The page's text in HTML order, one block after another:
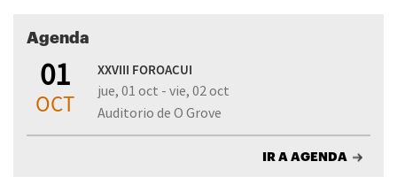
Agenda
01
OCT
XXVIII FOROACUI
jue, 01 oct - vie, 02 oct
Auditorio de O Grove
IR A AGENDA